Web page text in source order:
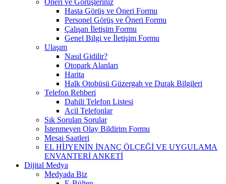
Hasta Görüş ve Öneri Formu
Personel Görüş ve Öneri Formu
Çalışan İletişim Formu
Genel Bilgi ve İletişim Formu
Ulaşım
Nasıl Gidilir?
Otopark Alanları
Harita
Halk Otobüsü Güzergah ve Durak Bilgileri
Telefon Rehberi
Dahili Telefon Listesi
Acil Telefonlar
Sık Sorulan Sorular
İstenmeyen Olay Bildirim Formu
Mesai Saatleri
EL HİJYENİN İNANÇ ÖLÇEĞİ VE UYGULAMA
ENVANTERİ ANKETİ
Dijital Medya
Medyada Biz